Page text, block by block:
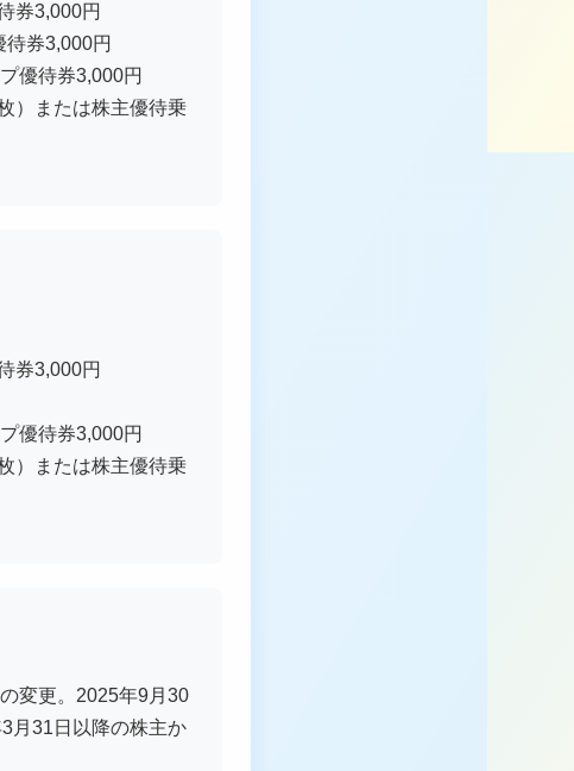
券3,000円
待券3,000円
優待券3,000円
）または株主優待乗
券3,000円
優待券3,000円
）または株主優待乗
変更。2025年9月30
月31日以降の株主か